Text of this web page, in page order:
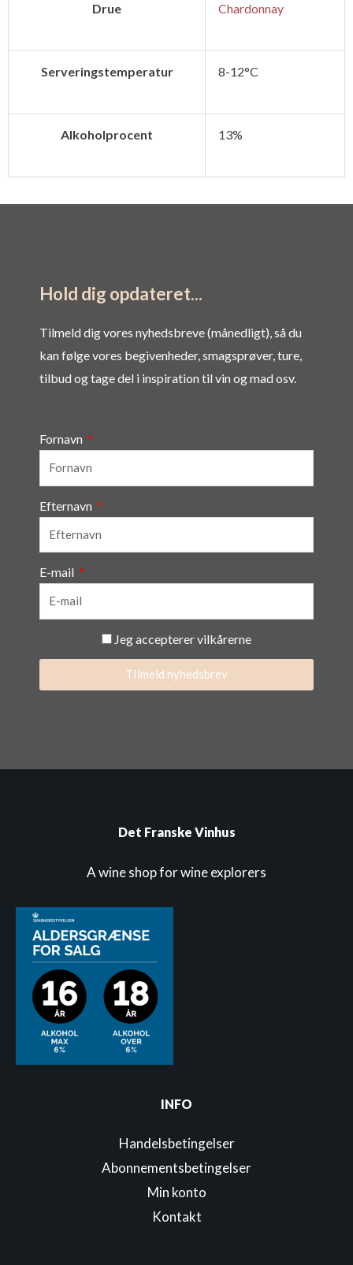
Drue Chardonnay
Serveringstemperatur 8-12°C
Alkoholprocent 13%
Hold dig opdateret...
Tilmeld dig vores nyhedsbreve (månedligt), så du
kan følge vores begivenheder, smagsprøver, ture,
tilbud og tage del i inspiration til vin og mad osv.
Fornavn
Efternavn
E-mail
Jeg accepterer vilkårerne
TIlmeld nyhedsbrev
Det Franske Vinhus
A wine shop for wine explorers
INFO
Handelsbetingelser
Abonnementsbetingelser
Min konto
Kontakt